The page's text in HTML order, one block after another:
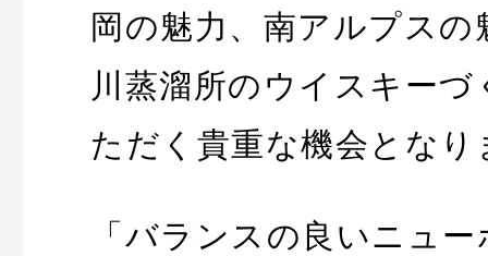
岡の魅力、南アルプスの
川蒸溜所のウイスキー
ただく貴重な機会となり
「バランスの良いニュ